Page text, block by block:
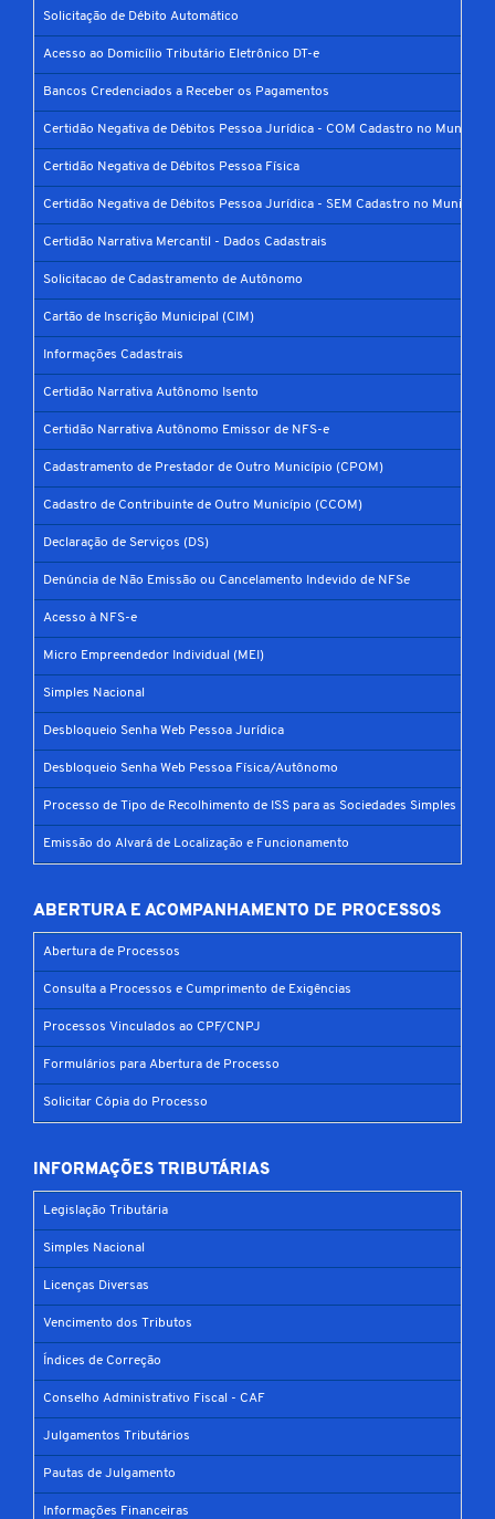
Solicitação de Débito Automático
Acesso ao Domicílio Tributário Eletrônico DT-e
Bancos Credenciados a Receber os Pagamentos
Certidão Negativa de Débitos Pessoa Jurídica - COM Cadastro no Município
Certidão Negativa de Débitos Pessoa Física
Certidão Negativa de Débitos Pessoa Jurídica - SEM Cadastro no Município
Certidão Narrativa Mercantil - Dados Cadastrais
Solicitacao de Cadastramento de Autônomo
Cartão de Inscrição Municipal (CIM)
Informações Cadastrais
Certidão Narrativa Autônomo Isento
Certidão Narrativa Autônomo Emissor de NFS-e
Cadastramento de Prestador de Outro Município (CPOM)
Cadastro de Contribuinte de Outro Município (CCOM)
Declaração de Serviços (DS)
Denúncia de Não Emissão ou Cancelamento Indevido de NFSe
Acesso à NFS-e
Micro Empreendedor Individual (MEI)
Simples Nacional
Desbloqueio Senha Web Pessoa Jurídica
Desbloqueio Senha Web Pessoa Física/Autônomo
Processo de Tipo de Recolhimento de ISS para as Sociedades Simples
Emissão do Alvará de Localização e Funcionamento
ABERTURA E ACOMPANHAMENTO DE PROCESSOS
Abertura de Processos
Consulta a Processos e Cumprimento de Exigências
Processos Vinculados ao CPF/CNPJ
Formulários para Abertura de Processo
Solicitar Cópia do Processo
INFORMAÇÕES TRIBUTÁRIAS
Legislação Tributária
Simples Nacional
Licenças Diversas
Vencimento dos Tributos
Índices de Correção
Conselho Administrativo Fiscal - CAF
Julgamentos Tributários
Pautas de Julgamento
Informações Financeiras